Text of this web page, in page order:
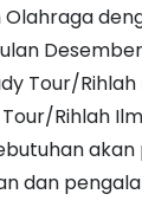
Tour/
Rihlah
dan